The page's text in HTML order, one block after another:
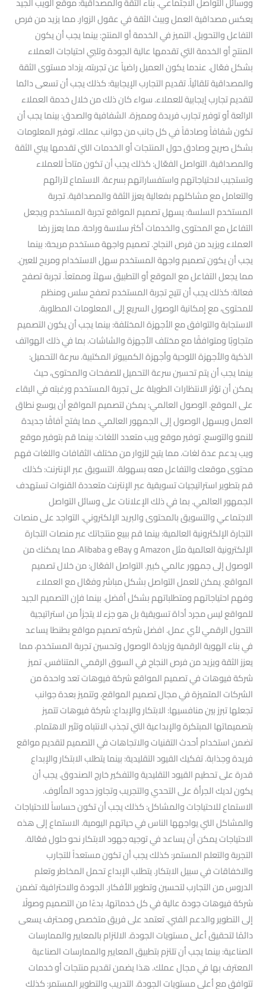
يعكس مصداقية العمل ويبث الثقة في عقول الزوار. مما يزيد من فرص
التفاعل والتحويل. التميز في الخدمة أو المنتج: بينما يجب أن يكون
المنتج أو الخدمة التي تقدمها عالية الجودة وتلبي احتياجات العملاء
بشكل فعّال. عندما يكون العميل راضياً عن تجربته، يزداد مستوى الثقة
والمصداقية تلقائياً. تقديم التجارب الإيجابية: كذلك يجب أن تسعى دائما
لتقديم تجارب إيجابية للعملاء. سواء كان ذلك من خلال خدمة العملاء
الرائعة أو توفير تجارب فريدة ومميزة. الشفافية والصدق: بينما يجب أن
تكون شفافاً وصادقاً في كل جانب من جوانب عملك. توفير المعلومات
بشكل صريح وصادق حول المنتجات أو الخدمات التي تقدمها يبني الثقة
والمصداقية. التواصل الفعّال: كذلك يجب أن تكون متاحاً للعملاء
وتستجيب لاحتياجاتهم واستفساراتهم بسرعة. الاستماع لآرائهم
والتعامل مع مشاكلهم بفعالية يعزز الثقة والمصداقية. تجربة
المستخدم السلسة: يسهل تصميم المواقع تجربة المستخدم ويجعل
التفاعل مع المحتوى والخدمات أكثر سلاسة وراحة. مما يعزز رضا
العملاء ويزيد من فرص النجاح. تصميم واجهة مستخدم مريحة: بينما
يجب أن يكون تصميم واجهة المستخدم سهل الاستخدام ومريح للعين.
مما يجعل التفاعل مع الموقع أو التطبيق سهلاً وممتعاً. تجربة تصفح
فعالة: كذلك يجب أن تتيح تجربة المستخدم تصفح سلس ومنظم
للمحتوى، مع إمكانية الوصول السريع إلى المعلومات المطلوبة.
الاستجابة والتوافق مع الأجهزة المختلفة: بينما يجب أن يكون التصميم
متجاوبًا ومتوافقًا مع مختلف الأجهزة والشاشات. بما في ذلك الهواتف
الذكية والأجهزة اللوحية وأجهزة الكمبيوتر المكتبية. سرعة التحميل:
بينما يجب أن يتم تحسين سرعة التحميل للصفحات والمحتوى، حيث
يمكن أن تؤثر الانتظارات الطويلة على تجربة المستخدم ورغبته في البقاء
على الموقع. الوصول العالمي: يمكن لتصميم المواقع أن يوسع نطاق
العمل ويسهل الوصول إلى الجمهور العالمي. مما يفتح آفاقًا جديدة
للنمو والتوسع. توفير موقع ويب متعدد اللغات: بينما قم بتوفير موقع
ويب يدعم عدة لغات. مما يتيح للزوار من مختلف الثقافات واللغات فهم
محتوى موقعك والتفاعل معه بسهولة. التسويق عبر الإنترنت: كذلك
قم بتطوير استراتيجيات تسويقية عبر الإنترنت متعددة القنوات تستهدف
الجمهور العالمي. بما في ذلك الإعلانات على وسائل التواصل
الاجتماعي والتسويق بالمحتوى والبريد الإلكتروني. التواجد على منصات
التجارة الإلكترونية العالمية: بينما قم ببيع منتجاتك عبر منصات التجارة
الإلكترونية العالمية مثل Amazon و eBay و Alibaba، مما يمكنك من
الوصول إلى جمهور عالمي كبير. التواصل الفعّال: من خلال تصميم
المواقع. يمكن للعمل التواصل بشكل مباشر وفعّال مع العملاء
وفهم احتياجاتهم ومتطلباتهم بشكل أفضل. بينما فإن التصميم الجيد
للمواقع ليس مجرد أداة تسويقية بل هو جزء لا يتجزأ من استراتيجية
التحول الرقمي لأي عمل. افضل شركه تصميم مواقع بطنطا يساعد
في بناء الهوية الرقمية وزيادة الوصول وتحسين تجربة المستخدم، مما
يعزز الثقة ويزيد من فرص النجاح في السوق الرقمي المتنافس. تميز
شركة فيوهات في تصميم المواقع شركة فيوهات تعد واحدة من
الشركات المتميزة في مجال تصميم المواقع، وتتميز بعدة جوانب
تجعلها تبرز بين منافسيها: الابتكار والإبداع: شركة فيوهات تتميز
بتصميماتها المبتكرة والإبداعية التي تجذب الانتباه وتثير الاهتمام.
تضمن استخدام أحدث التقنيات والاتجاهات في التصميم لتقديم مواقع
فريدة وجذابة. تفكيك القيود التقليدية: بينما يتطلب الابتكار والإبداع
قدرة على تحطيم القيود التقليدية والتفكير خارج الصندوق. يجب أن
يكون لديك الجرأة على التحدي والتجريب وتجاوز حدود المألوف.
الاستماع للاحتياجات والمشاكل: كذلك يجب أن تكون حساساً للاحتياجات
والمشاكل التي يواجهها الناس في حياتهم اليومية. الاستماع إلى هذه
الاحتياجات يمكن أن يساعد في توجيه جهود الابتكار نحو حلول فعّالة.
التجربة والتعلم المستمر: كذلك يجب أن تكون مستعداً للتجارب
والاخفاقات في سبيل الابتكار. يتطلب الإبداع تحمل المخاطر وتعلم
الدروس من التجارب لتحسين وتطوير الأفكار. الجودة والاحترافية: تضمن
شركة فيوهات جودة عالية في كل خدماتها، بدءًا من التصميم وصولًا
إلى التطوير والدعم الفني. تعتمد على فريق متخصص ومحترف يسعى
دائمًا لتحقيق أعلى مستويات الجودة. الالتزام بالمعايير والممارسات
الصناعية: بينما يجب أن تلتزم بتطبيق المعايير والممارسات الصناعية
المعترف بها في مجال عملك. هذا يضمن تقديم منتجات أو خدمات
تتوافق مع أعلى مستويات الجودة. التدريب والتطوير المستمر: كذلك